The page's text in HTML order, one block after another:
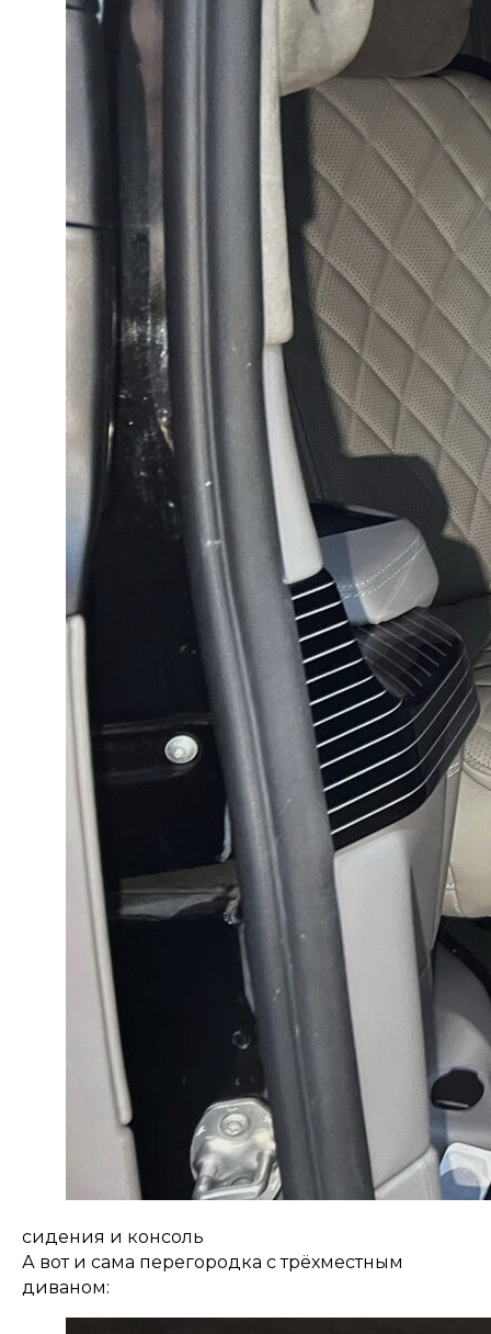
сидения и консоль
А вот и сама перегородка с трёхместным
диваном: